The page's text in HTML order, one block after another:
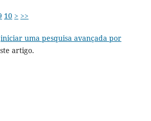
10 > >>
iniciar uma pesquisa avançada por
artigo.